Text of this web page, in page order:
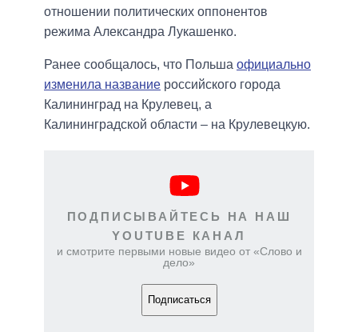
отношении политических оппонентов
режима Александра Лукашенко.
Ранее сообщалось, что Польша официально
изменила название российского города
Калининград на Крулевец, а
Калининградской области – на Крулевецкую.
ПОДПИСЫВАЙТЕСЬ НА НАШ
YOUTUBE КАНАЛ
и смотрите первыми новые видео от «Слово и
дело»
Подписаться